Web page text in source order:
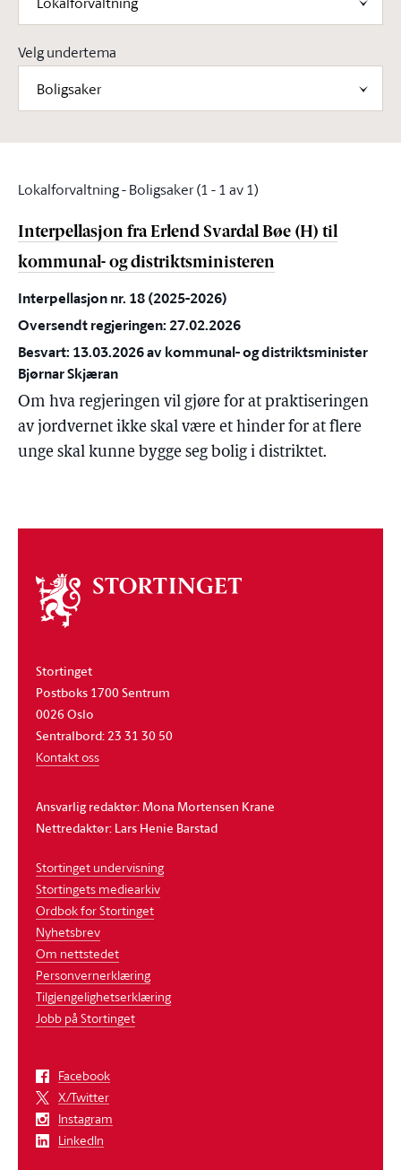
Velg undertema
Boligsaker
Lokalforvaltning - Boligsaker(1 - 1 av 1)
Interpellasjon fra Erlend Svardal Bøe (H) til
kommunal- og distriktsministeren
Interpellasjon nr. 18 (2025-2026)
Oversendt regjeringen: 27.02.2026
Besvart: 13.03.2026 av kommunal- og distriktsminister
Bjørnar Skjæran
Om hva regjeringen vil gjøre for at praktiseringen
av jordvernet ikke skal være et hinder for at flere
unge skal kunne bygge seg bolig i distriktet.
Om
stortinget
Stortinget
Postboks 1700 Sentrum
0026 Oslo
Sentralbord: 23 31 30 50
Kontakt oss
Ansvarlig redaktør: Mona Mortensen Krane
Nettredaktør: Lars Henie Barstad
Stortinget undervisning
Stortingets mediearkiv
Ordbok for Stortinget
Nyhetsbrev
Om nettstedet
Personvernerklæring
Tilgjengelighetserklæring
Jobb på Stortinget
Facebook
X/Twitter
Instagram
LinkedIn